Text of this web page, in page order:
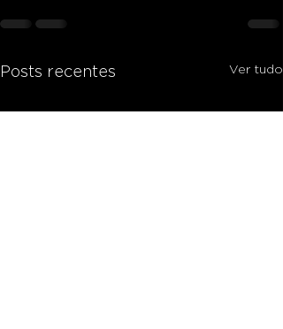
Posts recentes Ver tudo